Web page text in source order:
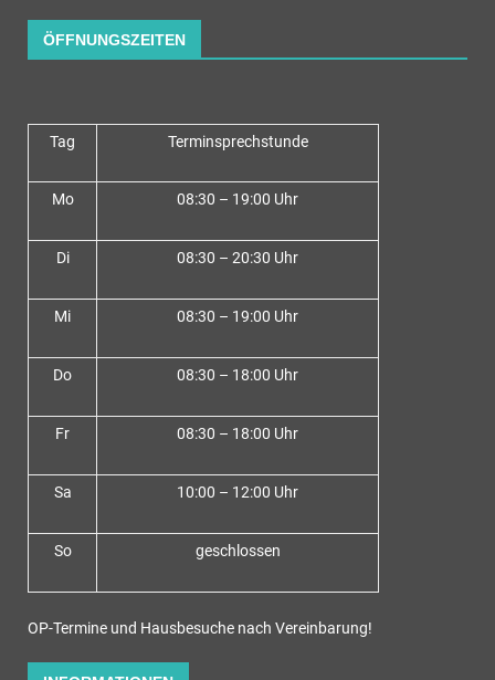
ÖFFNUNGSZEITEN
Tag Terminsprechstunde
Mo 08:30 – 19:00 Uhr
Di 08:30 – 20:30 Uhr
Mi 08:30 – 19:00 Uhr
Do 08:30 – 18:00 Uhr
Fr 08:30 – 18:00 Uhr
Sa 10:00 – 12:00 Uhr
So geschlossen
OP-Termine und Hausbesuche nach Vereinbarung!